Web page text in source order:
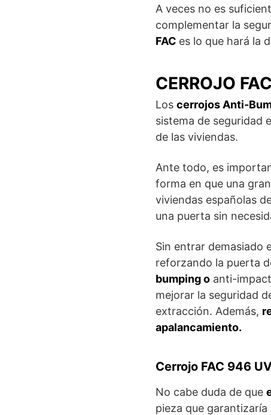
A veces no es
complementar la
FAC es lo que hará la
CERROJO
Los cerrojos Anti-
sistema de seguridad
de las viviendas.
Ante todo, es
forma en que una
viviendas españolas
una puerta sin
Sin entrar demasiado
reforzando la puerta
bumping o anti-
mejorar la seguridad
extracción. Además,
apalancamiento.
Cerrojo FAC 946
No cabe duda de que
pieza que